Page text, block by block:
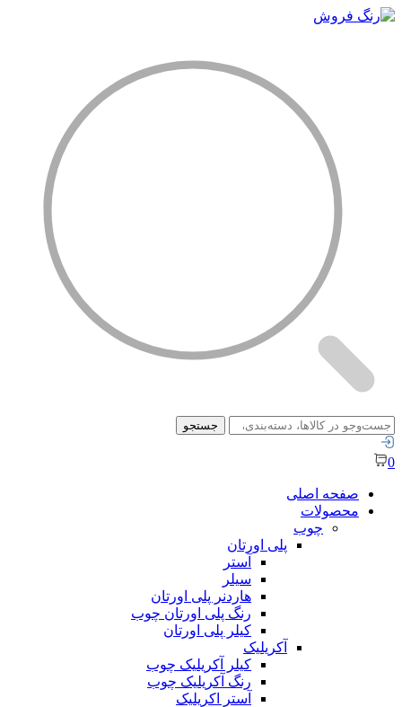
جستجو
برای:
جستجو
0
صفحه اصلی
محصولات
چوب
پلی اورتان
آستر
سیلر
هاردنر پلی اورتان
رنگ پلی اورتان چوب
کیلر پلی اورتان
آکریلیک
کیلر آکریلیک چوب
رنگ آکریلیک چوب
آستر اکریلیک